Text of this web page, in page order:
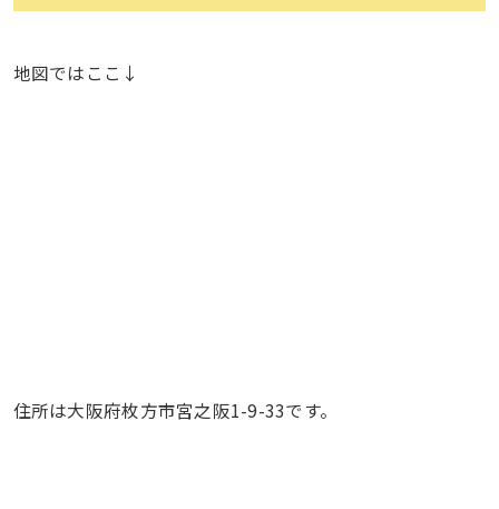
地図ではここ↓
住所は大阪府枚方市宮之阪1-9-33です。